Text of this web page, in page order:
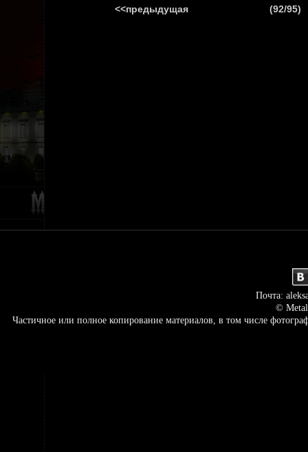
<<предыдущая (92/95)
Почта:
©
Частичное или полное копирование материалов, в том числе